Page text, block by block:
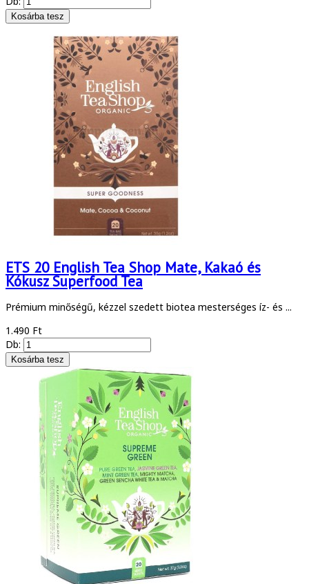
ETS 20 English Tea Shop Mate, Kakaó és
Kókusz Superfood Tea
Prémium minőségű, kézzel szedett biotea mesterséges íz- és ...
1.490 Ft
Db: